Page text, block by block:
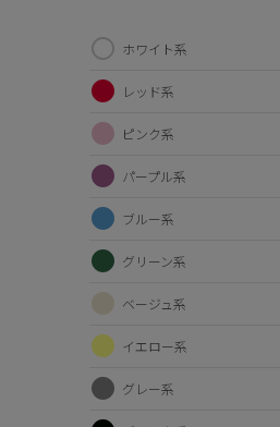
ホワイト系
レッド系
ピンク系
パープル系
ブルー系
グリーン系
ベージュ系
イエロー系
グレー系